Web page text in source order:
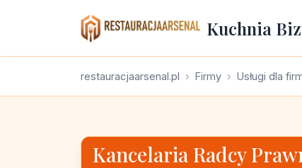
Kuchnia
restauracjaarsenal.pl Firmy Usługi dla
Kancelaria Radcy